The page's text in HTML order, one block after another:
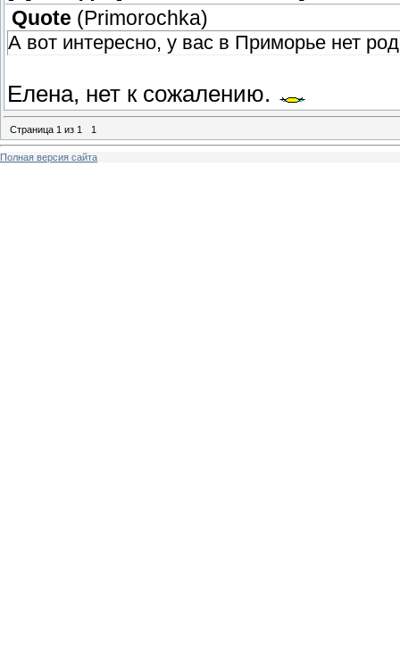
Quote ( Primorochka)
А вот интересно, у вас в Приморье нет
Елена, нет к сожалению.
Страница 1 из 1 1
Полная версия сайта